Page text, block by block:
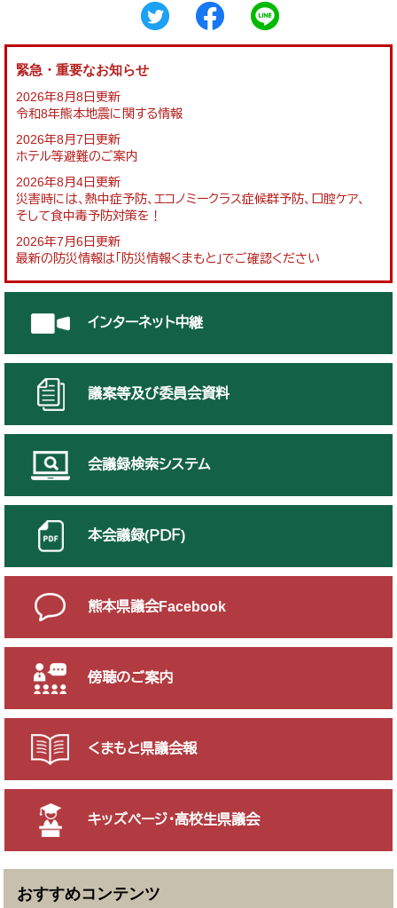
緊急・重要なお知らせ
2026年8月8日更新
令和8年熊本地震に関する情報
2026年8月7日更新
ホテル等避難のご案内
2026年8月4日更新
災害時には、熱中症予防、エコノミークラス症候群予防、口腔ケア、
そして食中毒予防対策を！
2026年7月6日更新
最新の防災情報は「防災情報くまもと」でご確認ください
インターネット中継
議案等及び委員会資料
会議録検索システム
本会議録(ＰＤＦ)
熊本県議会Facebook
傍聴のご案内
くまもと県議会報
キッズページ・高校生県議会
おすすめコンテンツ